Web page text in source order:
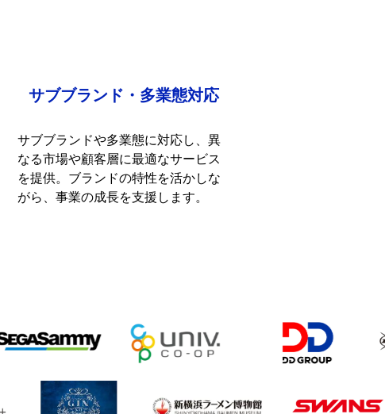
サブブランド・多業態対応
サブブランドや多業態に対応し、異
なる市場や顧客層に最適なサービス
を提供。ブランドの特性を活かしな
がら、事業の成長を支援します。